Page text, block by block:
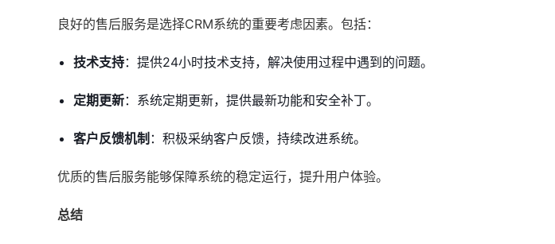
良好的售后服务是选择CRM系统的重要考虑因素。包括：
技术支持：提供24小时技术支持，解决使用过程中遇到的问题。
定期更新：系统定期更新，提供最新功能和安全补丁。
客户反馈机制 ：积极采纳客户反馈，持续改进系统。
优质的售后服务能够保障系统的稳定运行，提升用户体验。
总结